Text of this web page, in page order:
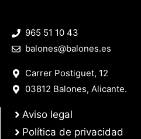
965 51 10 43
balones@balones.es
Carrer Postiguet, 12
03812 Balones, Alicante.
Aviso legal
Política de privacidad